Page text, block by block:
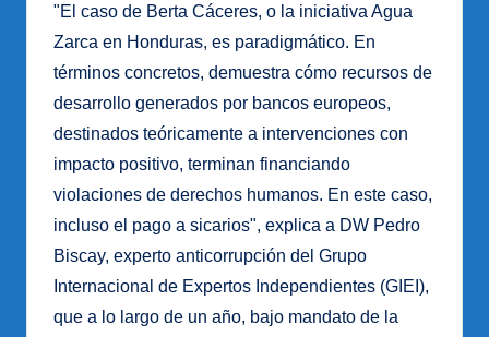
"El caso de Berta Cáceres, o la iniciativa Agua
Zarca en Honduras, es paradigmático. En
términos concretos, demuestra cómo recursos de
desarrollo generados por bancos europeos,
destinados teóricamente a intervenciones con
impacto positivo, terminan financiando
violaciones de derechos humanos. En este caso,
incluso el pago a sicarios", explica a DW Pedro
Biscay, experto anticorrupción del Grupo
Internacional de Expertos Independientes (GIEI),
que a lo largo de un año, bajo mandato de la